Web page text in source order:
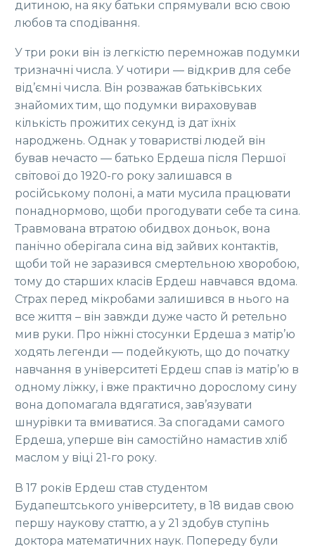
дитиною, на яку батьки спрямували всю свою
любов та сподівання.
У три роки він із легкістю перемножав подумки
тризначні числа. У чотири — відкрив для себе
від’ємні числа. Він розважав батьківських
знайомих тим, що подумки вираховував
кількість прожитих секунд із дат їхніх
народжень. Однак у товаристві людей він
бував нечасто — батько Ердеша після Першої
світової до 1920-го року залишався в
російському полоні, а мати мусила працювати
понаднормово, щоби прогодувати себе та сина.
Травмована втратою обидвох доньок, вона
панічно оберігала сина від зайвих контактів,
щоби той не заразився смертельною хворобою,
тому до старших класів Ердеш навчався вдома.
Страх перед мікробами залишився в нього на
все життя – він завжди дуже часто й ретельно
мив руки. Про ніжні стосунки Ердеша з матір’ю
ходять легенди — подейкують, що до початку
навчання в університеті Ердеш спав із матір’ю в
одному ліжку, і вже практично дорослому сину
вона допомагала вдягатися, зав’язувати
шнурівки та вмиватися. За спогадами самого
Ердеша, уперше він самостійно намастив хліб
маслом у віці 21-го року.
В 17 років Ердеш став студентом
Будапештського університету, в 18 видав свою
першу наукову статтю, а у 21 здобув ступінь
доктора математичних наук. Попереду були